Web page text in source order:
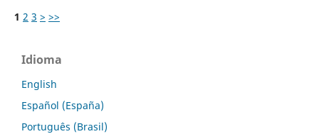
1 2 3 > >>
Idioma
English
Español (España)
Português (Brasil)